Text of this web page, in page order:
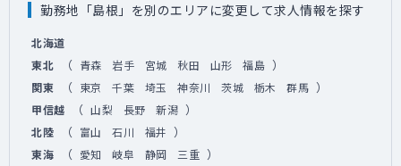
勤務地「島根」を別のエリアに変更して求人情報を探す
北海道
東北
（ 青森 岩手 宮城 秋田 山形 福島 ）
関東 （ 東京 千葉 埼玉 神奈川 茨城 栃木 群馬 ）
甲信越 （ 山梨 長野 新潟 ）
北陸 （ 富山 石川 福井 ）
東海 （ 愛知 岐阜 静岡 三重 ）